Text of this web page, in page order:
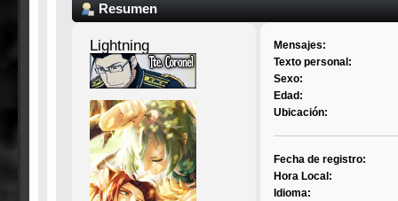
Resumen
Lightning
Mensajes:
Texto personal:
Sexo:
Edad:
Ubicación:
Fecha de registro:
Hora Local:
Idioma: